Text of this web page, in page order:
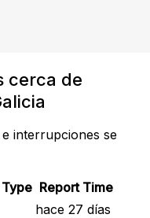
cerca de
interrupciones se
Report Time
hace 27 días